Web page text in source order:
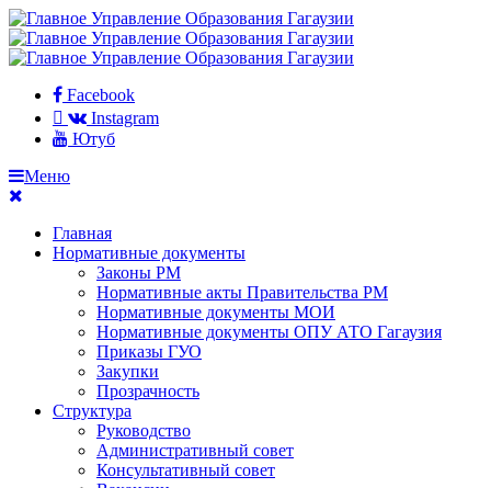
Facebook
Instagram
Ютуб
Меню
Главная
Нормативные документы
Законы РМ
Нормативные акты Правительства РМ
Нормативные документы МОИ
Нормативные документы ОПУ АТО Гагаузия
Приказы ГУО
Закупки
Прозрачность
Структура
Руководство
Административный совет
Консультативный совет